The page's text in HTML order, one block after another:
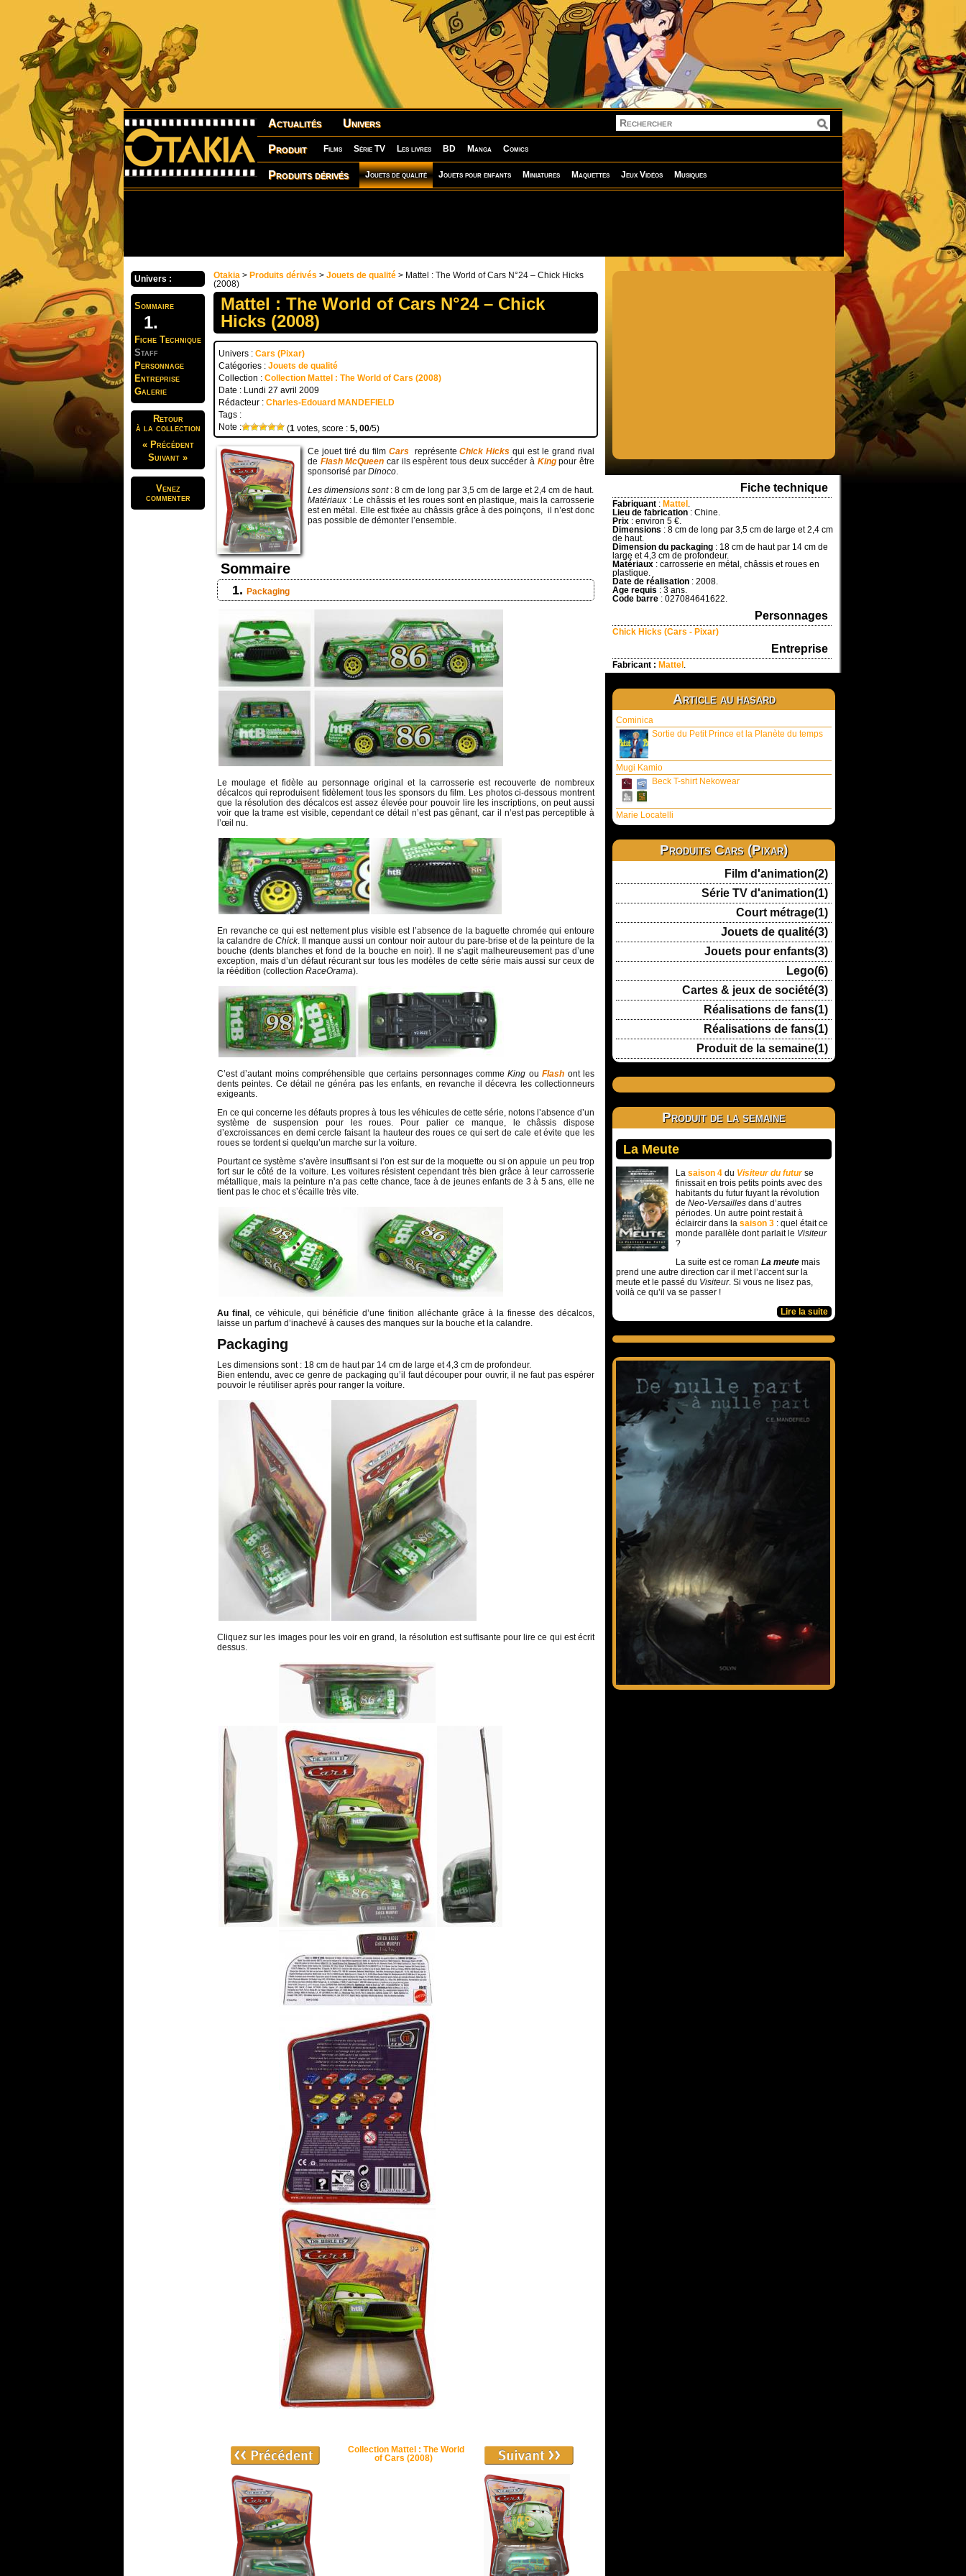
Actualités Univers
Produit Films Série TV Les livres BD Manga Comics
Produits dérivés Jouets de qualité Jouets pour enfants Miniatures Maquettes Jeux Vidéos Musiques
Univers :
Sommaire
Fiche Technique
Staff
Personnage
Entreprise
Galerie
Retour
à la collection
« Précédent
Suivant »
Venez
commenter
Otakia > Produits dérivés > Jouets de qualité > Mattel : The World of Cars N°24 – Chick Hicks
(2008)
Mattel : The World of Cars N°24 – Chick
Hicks (2008)
Univers : Cars (Pixar)
Catégories : Jouets de qualité
Collection : Collection Mattel : The World of Cars (2008)
Date : Lundi 27 avril 2009
Rédacteur : Charles-Edouard MANDEFIELD
Tags :
Note :
(1 votes, score : 5, 00/5)
Ce jouet tiré du film Carsreprésente Chick Hicks qui est le grand rival
de Flash McQueen car ils espèrent tous deux succéder à Kingpour être
sponsorisé par Dinoco.
Les dimensions sont : 8 cm de long par 3,5 cm de large et 2,4 cm de haut.
Matériaux : Le châssis et les roues sont en plastique, mais la carrosserie
est en métal. Elle est fixée au châssis grâce à des poinçons, il n’est donc
pas possible de démonter l’ensemble.
Sommaire
Packaging
Le moulage et fidèle au personnage original et la carrosserie est recouverte de nombreux
décalcos qui reproduisent fidèlement tous les sponsors du film. Les photos ci-dessous montrent
que la résolution des décalcos est assez élevée pour pouvoir lire les inscriptions, on peut aussi
voir que la trame est visible, cependant ce détail n’est pas gênant, car il n’est pas perceptible à
l’œil nu.
En revanche ce qui est nettement plus visible est l’absence de la baguette chromée qui entoure
la calandre deChick. Il manque aussi un contour noir autour du pare-brise et de la peinture de la
bouche (dents blanches et fond de la bouche en noir). Il ne s’agit malheureusement pas d’une
exception, mais d’un défaut récurant sur tous les modèles de cette série mais aussi sur ceux de
la réédition (collection RaceOrama).
C’est d’autant moins compréhensible que certains personnages commeKing ouFlash ont les
dents peintes. Ce détail ne généra pas les enfants, en revanche il décevra les collectionneurs
exigeants.
En ce qui concerne les défauts propres à tous les véhicules de cette série, notons l’absence d’un
système de suspension pour les roues. Pour palier ce manque, le châssis dispose
d’excroissances en demi cercle faisant la hauteur des roues ce qui sert de cale et évite que les
roues se tordent si quelqu’un marche sur la voiture.
Pourtant ce système s’avère insuffisant si l’on est sur de la moquette ou si on appuie un peu trop
fort sur le côté de la voiture. Les voitures résistent cependant très bien grâce à leur carrosserie
métallique, mais la peinture n’a pas cette chance, face à de jeunes enfants de 3 à 5 ans, elle ne
tient pas le choc et s’écaille très vite.
Au final , ce véhicule, qui bénéficie d’une finition alléchante grâce à la finesse des décalcos,
laisse un parfum d’inachevé à causes des manques sur la bouche et la calandre.
Packaging
Les dimensions sont : 18 cm de haut par 14 cm de large et 4,3 cm de profondeur.
Bien entendu, avec ce genre de packaging qu’il faut découper pour ouvrir, il ne faut pas espérer
pouvoir le réutiliser après pour ranger la voiture.
Cliquez sur les images pour les voir en grand, la résolution est suffisante pour lire ce qui est écrit
dessus.
Collection Mattel : The World
of Cars (2008)
Fiche technique
Fabriquant : Mattel .
Lieu de fabrication : Chine.
Prix : environ 5 €.
Dimensions : 8 cm de long par 3,5 cm de large et 2,4 cm
de haut.
Dimension du packaging : 18 cm de haut par 14 cm de
large et 4,3 cm de profondeur.
Matériaux : carrosserie en métal, châssis et roues en
plastique.
Date de réalisation : 2008.
Age requis : 3 ans.
Code barre : 027084641622.
Personnages
Chick Hicks (Cars - Pixar)
Entreprise
Fabricant : Mattel .
Article au hasard
Cominica
Sortie du Petit Prince et la Planète du temps
Mugi Kamio
Beck T-shirt Nekowear
Marie Locatelli
Produits Cars (Pixar)
Film d'animation(2)
Série TV d'animation(1)
Court métrage(1)
Jouets de qualité(3)
Jouets pour enfants(3)
Lego(6)
Cartes & jeux de société(3)
Réalisations de fans(1)
Réalisations de fans(1)
Produit de la semaine(1)
Produit de la semaine
La Meute
La saison 4 du Visiteur du futurse
finissait en trois petits points avec des
habitants du futur fuyant la révolution
de Neo-Versailles dans d’autres
périodes. Un autre point restait à
éclaircir dans la saison 3 : quel était ce
monde parallèle dont parlait le Visiteur
?
La suite est ce roman La meute mais
prend une autre direction car il met l’accent sur la
meute et le passé du Visiteur. Si vous ne lisez pas,
voilà ce qu’il va se passer !
Lire la suite